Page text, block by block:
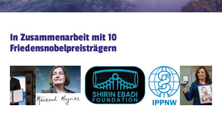
Werde Teil der Bewegung
In Zusammenarbeit mit 10
Friedensnobelpreisträgern